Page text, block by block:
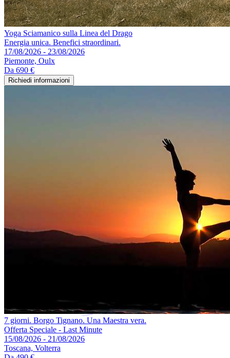
Yoga Sciamanico sulla Linea del Drago
Energia unica. Benefici straordinari.
17/08/2026 - 23/08/2026
Piemonte, Oulx
Da 690 €
Richiedi informazioni
7 giorni. Borgo Tignano. Una Maestra vera.
Offerta Speciale - Last Minute
15/08/2026 - 21/08/2026
Toscana, Volterra